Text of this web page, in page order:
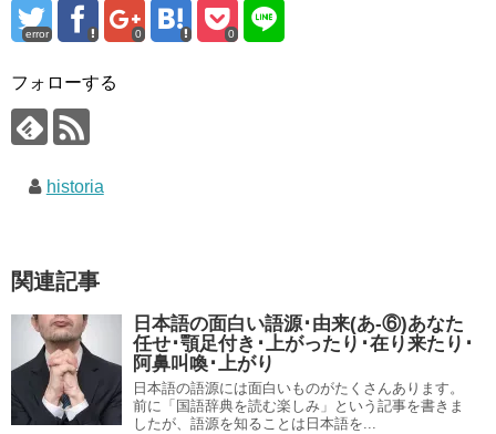
error 0 0
フォローする
historia
関連記事
日本語の面白い語源･由来(あ-⑥)あなた
任せ･顎足付き･上がったり･在り来たり･
阿鼻叫喚･上がり
日本語の語源には面白いものがたくさんあります。
前に「国語辞典を読む楽しみ」という記事を書きま
したが、語源を知ることは日本語を...